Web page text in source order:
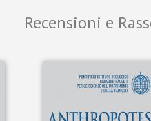
Recensioni e